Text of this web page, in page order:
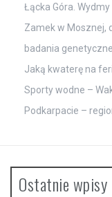
Łącka Góra.
Zamek w Mosznej,
badania
Jaką kwaterę na
Sporty wodne –
Podkarpacie –
Ostatnie wpisy